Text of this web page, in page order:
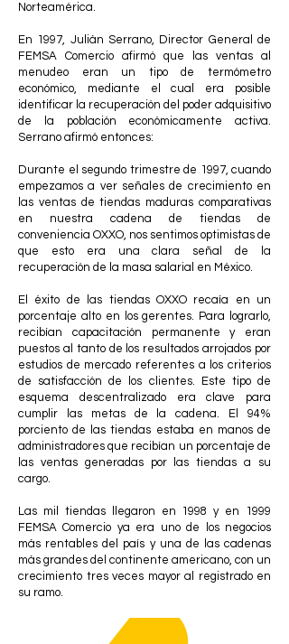
Norteamérica.
En 1997, Julián Serrano, Director General de
FEMSA Comercio afirmó que las ventas al
menudeo eran un tipo de termómetro
económico, mediante el cual era posible
identificar la recuperación del poder adquisitivo
de la población económicamente activa.
Serrano afirmó entonces:
Durante el segundo trimestre de 1997, cuando
empezamos a ver señales de crecimiento en
las ventas de tiendas maduras comparativas
en nuestra cadena de tiendas de
conveniencia OXXO, nos sentimos optimistas de
que esto era una clara señal de la
recuperación de la masa salarial en México.
El éxito de las tiendas OXXO recaía en un
porcentaje alto en los gerentes. Para lograrlo,
recibían capacitación permanente y eran
puestos al tanto de los resultados arrojados por
estudios de mercado referentes a los criterios
de satisfacción de los clientes. Este tipo de
esquema descentralizado era clave para
cumplir las metas de la cadena. El 94%
porciento de las tiendas estaba en manos de
administradores que recibían un porcentaje de
las ventas generadas por las tiendas a su
cargo.
Las mil tiendas llegaron en 1998 y en 1999
FEMSA Comercio ya era uno de los negocios
más rentables del país y una de las cadenas
más grandes del continente americano, con un
crecimiento tres veces mayor al registrado en
su ramo.